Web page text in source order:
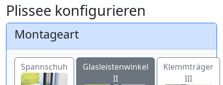
Plissee konfigurieren
Montageart
Spannschuh
Glasleistenwinkel
II
Klemmträger
III